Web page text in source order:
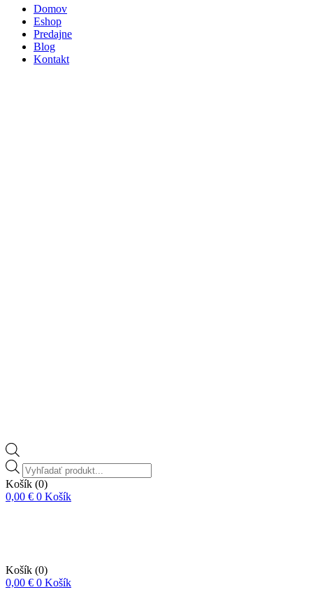
Domov
Eshop
Predajne
Blog
Kontakt
Vyhľadávanie
produktov
Košík (0)
0,00 € 0 Košík
Košík (0)
0,00 € 0 Košík